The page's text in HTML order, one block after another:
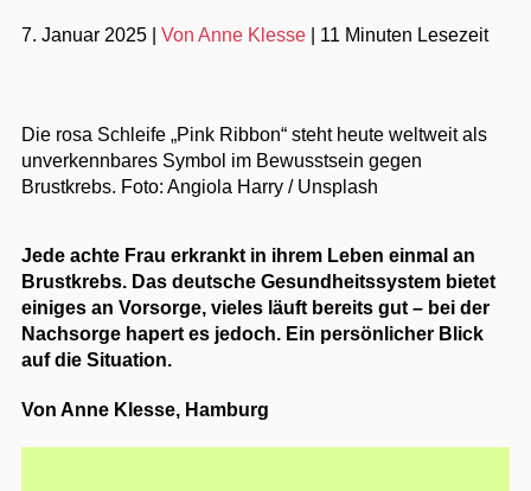
7. Januar 2025 Von Anne Klesse 11 Minuten Lesezeit
Die rosa Schleife „Pink Ribbon“ steht heute weltweit als
unverkennbares Symbol im Bewusstsein gegen
Brustkrebs. Foto: Angiola Harry / Unsplash
Jede achte Frau erkrankt in ihrem Leben einmal an
Brustkrebs. Das deutsche Gesundheitssystem bietet
einiges an Vorsorge, vieles läuft bereits gut – bei der
Nachsorge hapert es jedoch. Ein persönlicher Blick
auf die Situation.
Von Anne Klesse, Hamburg